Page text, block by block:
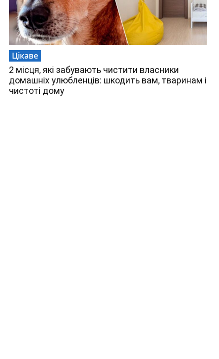
Цікаве
2 місця, які забувають чистити власники
домашніх улюбленців: шкодить вам, тваринам і
чистоті дому